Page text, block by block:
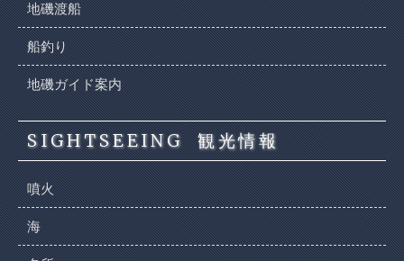
地磯渡船
船釣り
地磯ガイド案内
SIGHTSEEING 観光情報
噴火
海